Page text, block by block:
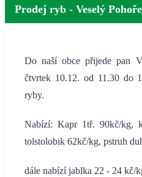
Prodej ryb - Veselý
Do naší obce přijede pan
čtvrtek 10.12. od 11.30 do
ryby.
Nabízí: Kapr 1tř. 90kč/kg,
tolstolobik 62kč/kg, pstruh
dále nabízí jablka 22 - 24 kč/